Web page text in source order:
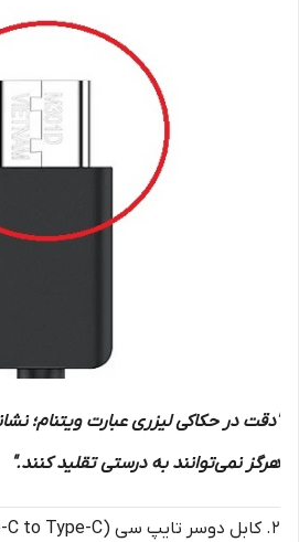
"دقت در حکاکی لیزری عبارت ویتنام؛
هرگز نمی‌توانند به درستی تقلید کنند."